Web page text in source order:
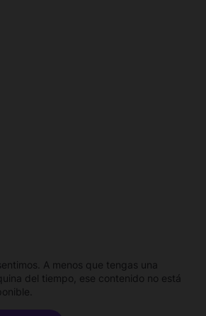
A menos que tengas una
del tiempo, ese contenido no está